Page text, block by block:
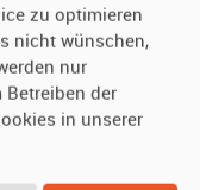
Fragen (FAQ)
zu optimieren
nicht wünschen,
nur
der
in unserer